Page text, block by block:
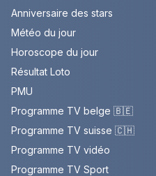
Anniversaire des stars
Météo du jour
Horoscope du jour
Résultat Loto
PMU
Programme TV belge 🇧🇪
Programme TV suisse 🇨🇭
Programme TV vidéo
Programme TV Sport